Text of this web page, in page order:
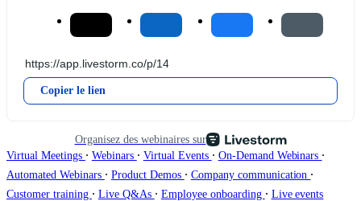
Copier le lien
Organisez des webinaires sur
Virtual Meetings ∙ Webinars ∙ Virtual Events ∙ On-Demand Webinars ∙
Automated Webinars ∙ Product Demos ∙ Company communication ∙
Customer training ∙ Live Q&As ∙ Employee onboarding ∙ Live events